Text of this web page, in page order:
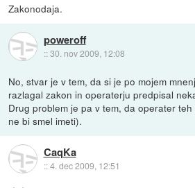
Zakonodaja.
poweroff
::30. nov 2009, 12:08
No, stvar je v tem, da si je po mojem
razlagal zakon in operaterju predpisal
Drug problem je pa v tem, da operater
ne bi smel imeti).
CaqKa
::4. dec 2009, 12:51